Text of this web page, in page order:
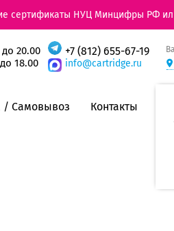
сертификаты НУЦ Минцифры РФ
20.00
18.00
+7 (812) 655-67-19
info@cartridge.ru
/ Самовывоз Контакты